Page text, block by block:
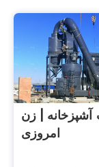
| زن
امروزی